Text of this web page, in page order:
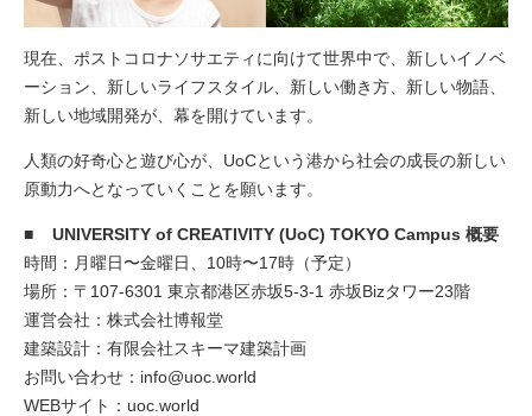
現在、ポストコロナソサエティに向けて世界中で、新しいイノベ
ーション、新しいライフスタイル、新しい働き方、新しい物語、
新しい地域開発が、幕を開けています。
人類の好奇心と遊び心が、UoCという港から社会の成長の新しい
原動力へとなっていくことを願います。
■ UNIVERSITY of CREATIVITY (UoC) TOKYO Campus 概要
時間：月曜日〜金曜日、10時〜17時（予定）
場所：〒107-6301 東京都港区赤坂5-3-1 赤坂Bizタワー23階
運営会社：株式会社博報堂
建築設計：有限会社スキーマ建築計画
お問い合わせ： info@uoc.world
WEBサイト： uoc.world